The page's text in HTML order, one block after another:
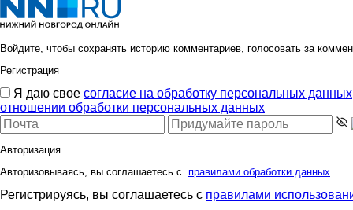
Войдите, чтобы сохранять историю комментариев, голосовать за
Регистрация
Я даю свое согласие на обработку персональных данных
отношении обработки персональных данных
Авторизация
Авторизовываясь, вы соглашаетесь с правилами обработки данных
Регистрируясь, вы соглашаетесь с правилами